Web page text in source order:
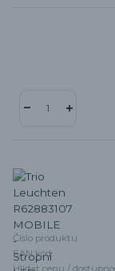
Číslo produktu:
EAN kód:
Hlídat cenu /